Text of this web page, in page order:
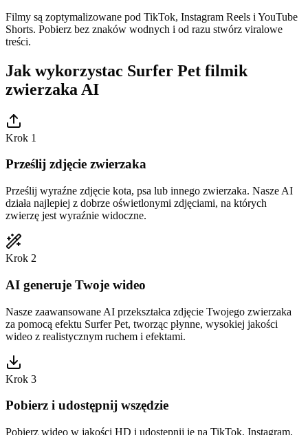
Filmy są zoptymalizowane pod TikTok, Instagram Reels i YouTube
Shorts. Pobierz bez znaków wodnych i od razu stwórz viralowe
treści.
Jak wykorzystac Surfer Pet filmik
zwierzaka AI
Krok 1
Prześlij zdjęcie zwierzaka
Prześlij wyraźne zdjęcie kota, psa lub innego zwierzaka. Nasze AI
działa najlepiej z dobrze oświetlonymi zdjęciami, na których
zwierzę jest wyraźnie widoczne.
Krok 2
AI generuje Twoje wideo
Nasze zaawansowane AI przekształca zdjęcie Twojego zwierzaka
za pomocą efektu Surfer Pet, tworząc płynne, wysokiej jakości
wideo z realistycznym ruchem i efektami.
Krok 3
Pobierz i udostępnij wszędzie
Pobierz wideo w jakości HD i udostępnij je na TikTok, Instagram,